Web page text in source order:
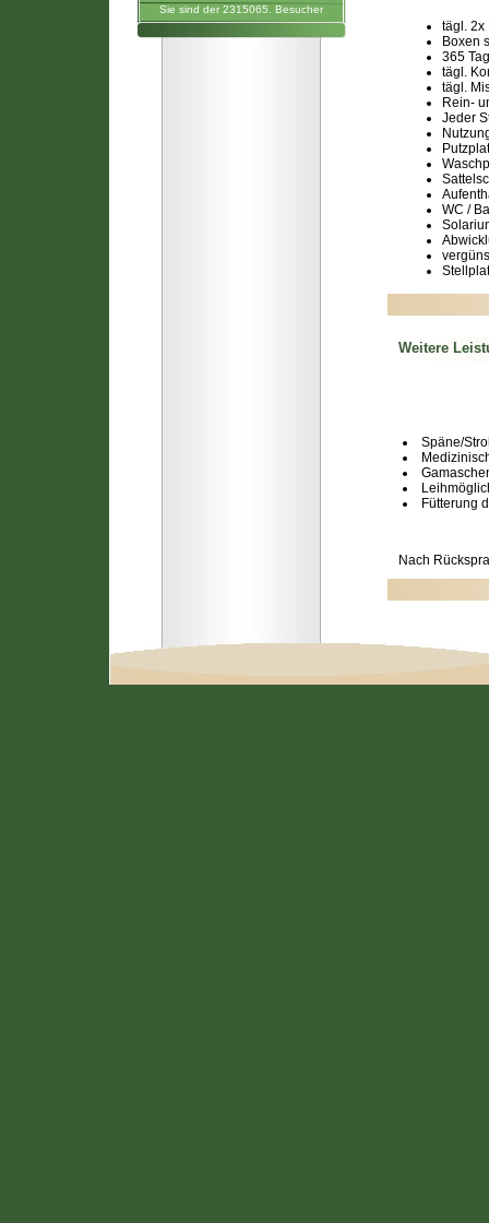
Sie sind der 2315065. Besucher
tägl. 2x
Boxen
365
tägl.
tägl.
Rein-
Jeder
WC /
Weitere
Späne/
Fütterung
Nach